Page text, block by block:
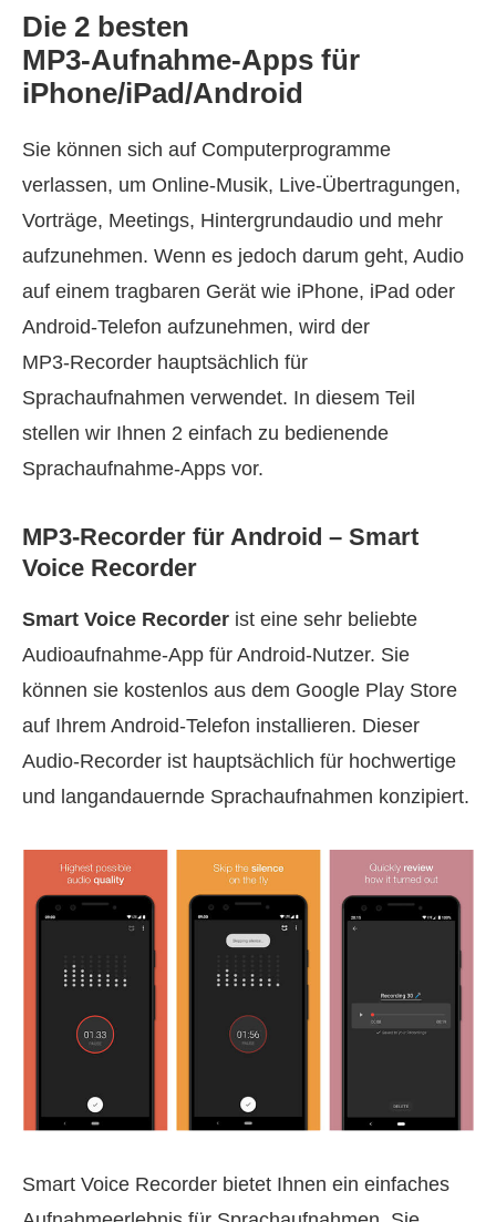
Die 2 besten
MP3‑Aufnahme‑Apps für
iPhone/iPad/Android
Sie können sich auf Computerprogramme
verlassen, um Online‑Musik, Live‑Übertragungen,
Vorträge, Meetings, Hintergrundaudio und mehr
aufzunehmen. Wenn es jedoch darum geht, Audio
auf einem tragbaren Gerät wie iPhone, iPad oder
Android‑Telefon aufzunehmen, wird der
MP3‑Recorder hauptsächlich für
Sprachaufnahmen verwendet. In diesem Teil
stellen wir Ihnen 2 einfach zu bedienende
Sprachaufnahme‑Apps vor.
MP3‑Recorder für Android – Smart
Voice Recorder
Smart Voice Recorder ist eine sehr beliebte
Audioaufnahme‑App für Android‑Nutzer. Sie
können sie kostenlos aus dem Google Play Store
auf Ihrem Android‑Telefon installieren. Dieser
Audio‑Recorder ist hauptsächlich für hochwertige
und langandauernde Sprachaufnahmen konzipiert.
Smart Voice Recorder bietet Ihnen ein einfaches